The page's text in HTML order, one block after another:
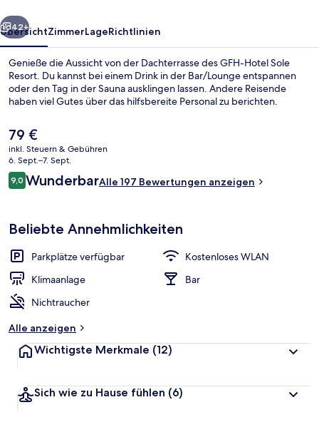
Außendetails
Weiter
42+
ÜbersichtZimmerLageRichtlinien
Genieße die Aussicht von der Dachterrasse des GFH-Hotel Sole
Resort. Du kannst bei einem Drink in der Bar/Lounge entspannen
oder den Tag in der Sauna ausklingen lassen. Andere Reisende
haben viel Gutes über das hilfsbereite Personal zu berichten.
Der
aktuelle
Preis
beträgt
79 €.
79 €
inkl. Steuern & Gebühren
6. Sept.–7. Sept.
Bewertungen
9,09,0 von 10.
WunderbarAlle 197 Bewertungen anzeigen
Beliebte Annehmlichkeiten
Parkplätze verfügbar
Kostenloses WLAN
Klimaanlage
Bar
Nichtraucher
Alle anzeigen
Wichtigste Merkmale (12)
Sich wie zu Hause fühlen (6)